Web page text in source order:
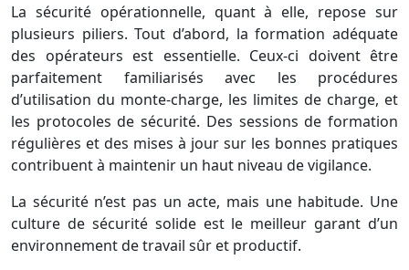
La sécurité opérationnelle, quant à elle, repose sur
plusieurs piliers. Tout d’abord, la formation adéquate
des opérateurs est essentielle. Ceux-ci doivent être
parfaitement familiarisés avec les procédures
d’utilisation du monte-charge, les limites de charge, et
les protocoles de sécurité. Des sessions de formation
régulières et des mises à jour sur les bonnes pratiques
contribuent à maintenir un haut niveau de vigilance.
La sécurité n’est pas un acte, mais une habitude. Une
culture de sécurité solide est le meilleur garant d’un
environnement de travail sûr et productif.